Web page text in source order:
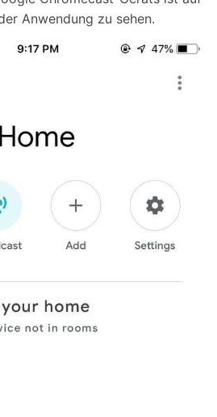
Anwendung zu sehen.